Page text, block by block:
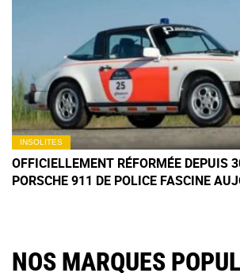
INSOLITES
OFFICIELLEMENT RÉFORMÉE DEPUIS
PORSCHE 911 DE POLICE FASCINE
NOS MARQUES